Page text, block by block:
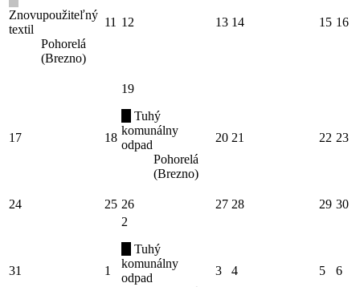
Znovupoužiteľný
textil
Pohorelá
(Brezno)
11 12 13 14 15 16
17 18
19
Tuhý
komunálny
odpad
Pohorelá
(Brezno)
20 21 22 23
24 25 26 27 28 29 30
31 1
2
Tuhý
komunálny
odpad
3 4 5 6